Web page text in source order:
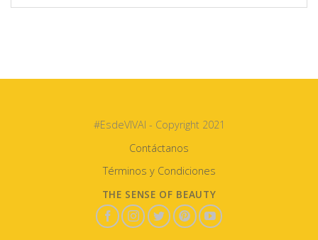
#EsdeVIVAI - Copyright 2021
Contáctanos
Términos y Condiciones
THE SENSE OF BEAUTY